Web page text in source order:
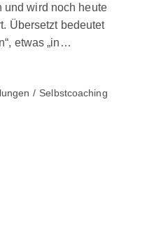
und wird noch heute
Übersetzt bedeutet
etwas „in…
/ Selbstcoaching